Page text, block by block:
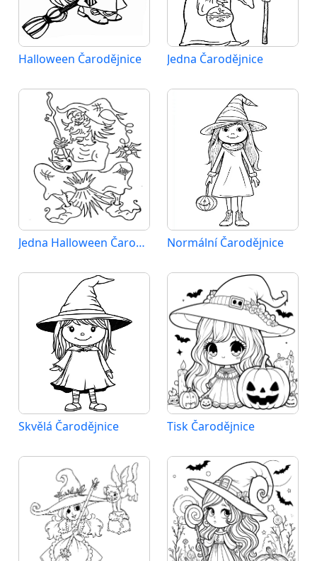
Halloween Čarodějnice Jedna Čarodějnice
Jedna Halloween Čarodějnice Normální Čarodějnice
Skvělá Čarodějnice Tisk Čarodějnice